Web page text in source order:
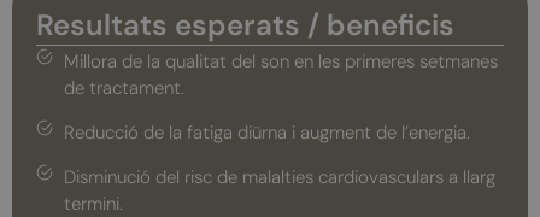
Resultats esperats / beneficis
Millora de la qualitat del son en les primeres setmanes
de tractament.
Reducció de la fatiga diürna i augment de l’energia.
Disminució del risc de malalties cardiovasculars a llarg
termini.